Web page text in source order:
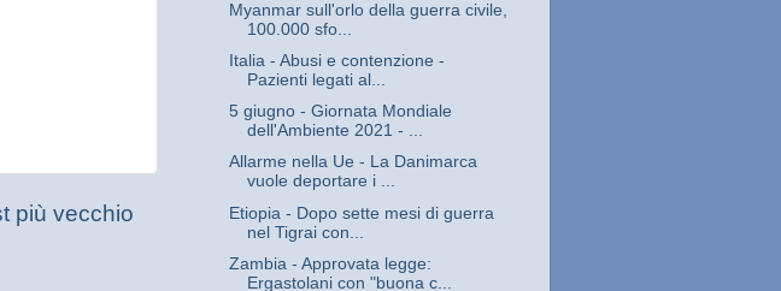
più vecchio
Myanmar sull'orlo della guerra civile,
100.000 sfo...
Italia - Abusi e contenzione -
Pazienti legati al...
5 giugno - Giornata Mondiale
dell'Ambiente 2021 - ...
Allarme nella Ue - La Danimarca
vuole deportare i ...
Etiopia - Dopo sette mesi di guerra
nel Tigrai con...
Zambia - Approvata legge:
Ergastolani con "buona c...